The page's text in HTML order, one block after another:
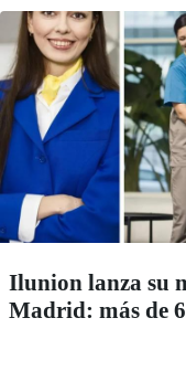
Ilunion lanza su
Madrid: más de